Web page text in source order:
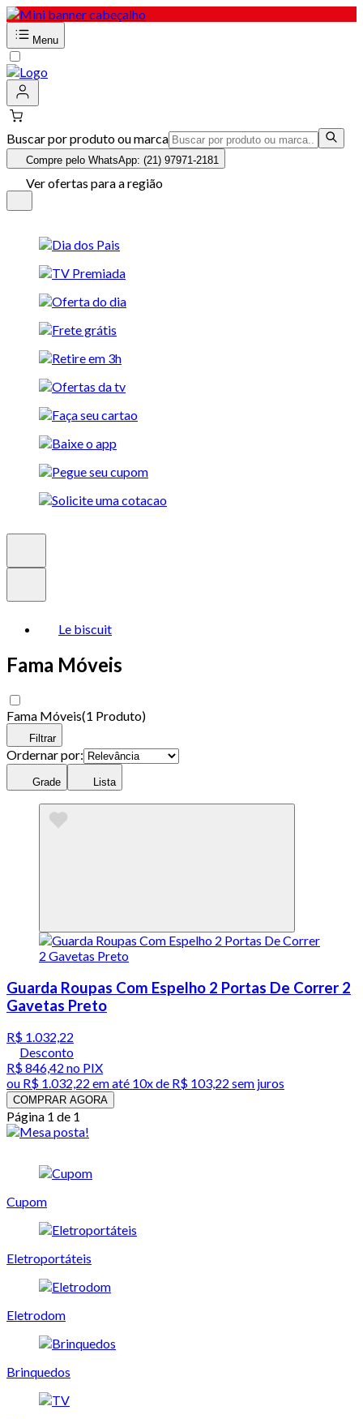
Menu
Buscar por produto ou marca
Compre pelo WhatsApp: (21) 97971-2181
Ver ofertas para a região
Le biscuit
Fama Móveis
Fama Móveis(1 Produto)
Filtrar
Ordernar por:
Grade Lista
Guarda Roupas Com Espelho 2 Portas De Correr 2
Gavetas Preto
R$ 1.032,22
Desconto
R$ 846,42 no PIX
ou R$ 1.032,22 em até 10x de R$ 103,22 sem juros
COMPRAR AGORA
Página 1 de 1
Cupom
Eletroportáteis
Eletrodom
Brinquedos